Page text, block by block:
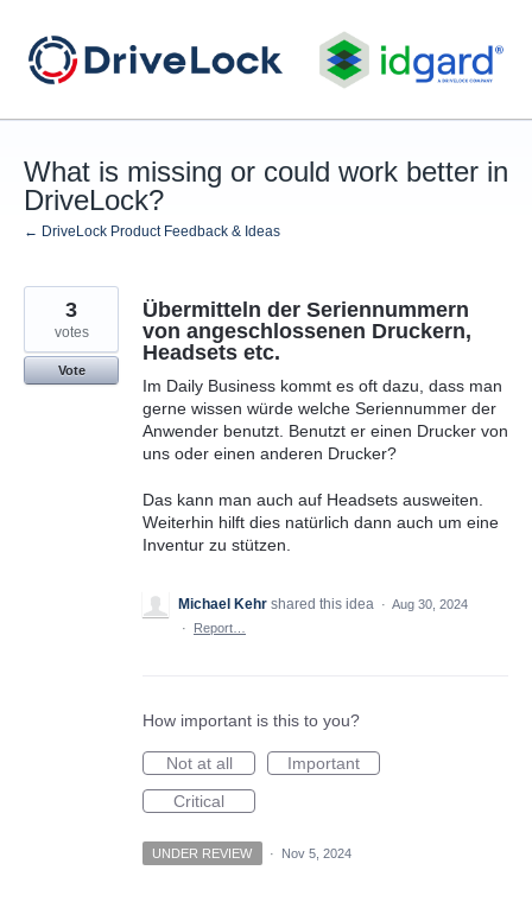
to
content
What is missing or could work better in
DriveLock?
← DriveLock Product Feedback & Ideas
Übermitteln der Seriennummern
von angeschlossenen Druckern,
Headsets etc.
Im Daily Business kommt es oft dazu, dass man
gerne wissen würde welche Seriennummer der
Anwender benutzt. Benutzt er einen Drucker von
uns oder einen anderen Drucker?
Das kann man auch auf Headsets ausweiten.
Weiterhin hilft dies natürlich dann auch um eine
Inventur zu stützen.
3
votes
Vote
Michael Kehr shared this idea · Aug 30, 2024
·
Report…
How important is this to you?
Not at all
Important
Critical
UNDER REVIEW · Nov 5, 2024